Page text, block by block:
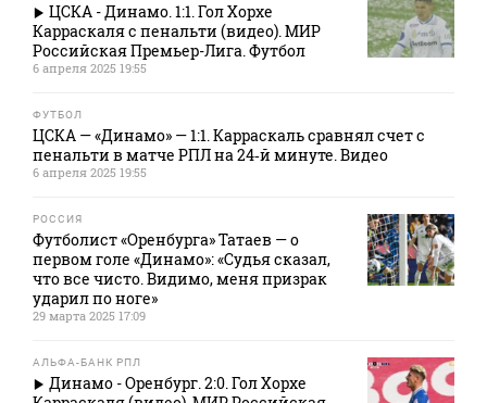
ЦСКА - Динамо. 1:1. Гол Хорхе
Карраскаля с пенальти (видео). МИР
Российская Премьер-Лига. Футбол
6 апреля 2025 19:55
ФУТБОЛ
ЦСКА — «Динамо» — 1:1. Карраскаль сравнял счет с
пенальти в матче РПЛ на 24‑й минуте. Видео
6 апреля 2025 19:55
РОССИЯ
Футболист «Оренбурга» Татаев — о
первом голе «Динамо»: «Судья сказал,
что все чисто. Видимо, меня призрак
ударил по ноге»
29 марта 2025 17:09
АЛЬФА-БАНК РПЛ
Динамо - Оренбург. 2:0. Гол Хорхе